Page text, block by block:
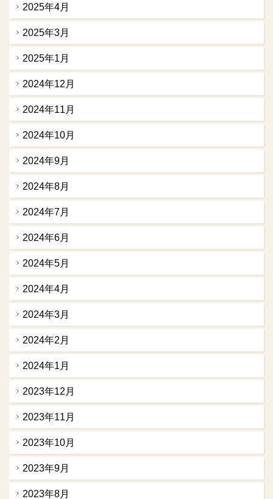
2025年4月
2025年3月
2025年1月
2024年12月
2024年11月
2024年10月
2024年9月
2024年8月
2024年7月
2024年6月
2024年5月
2024年4月
2024年3月
2024年2月
2024年1月
2023年12月
2023年11月
2023年10月
2023年9月
2023年8月